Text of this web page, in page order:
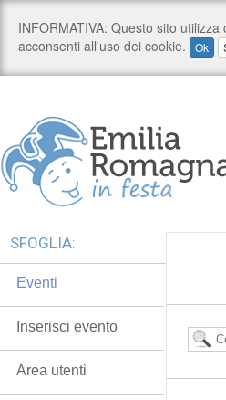
SFOGLIA:
Eventi
Inserisci evento
Area utenti